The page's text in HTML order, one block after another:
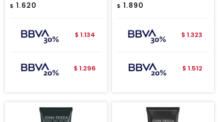
$ 1.620
$ 1.134
$ 1.296
$ 1.890
$ 1.323
$ 1.512